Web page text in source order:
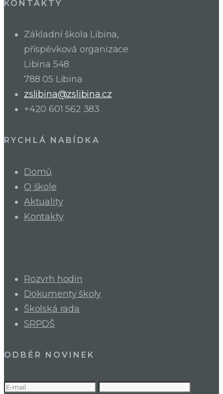
KONTAKTY
Základní škola Libina,
příspěvková organizace
Libina 548
788 05 Libina
zslibina@zslibina.cz
+420 601 562 383
RYCHLÁ NABÍDKA
Domů
O škole
Aktuality
Kontakty
Rozvrh hodin
Dokumenty školy
Školská rada
SRPDŠ
ODBĚR NOVINEK